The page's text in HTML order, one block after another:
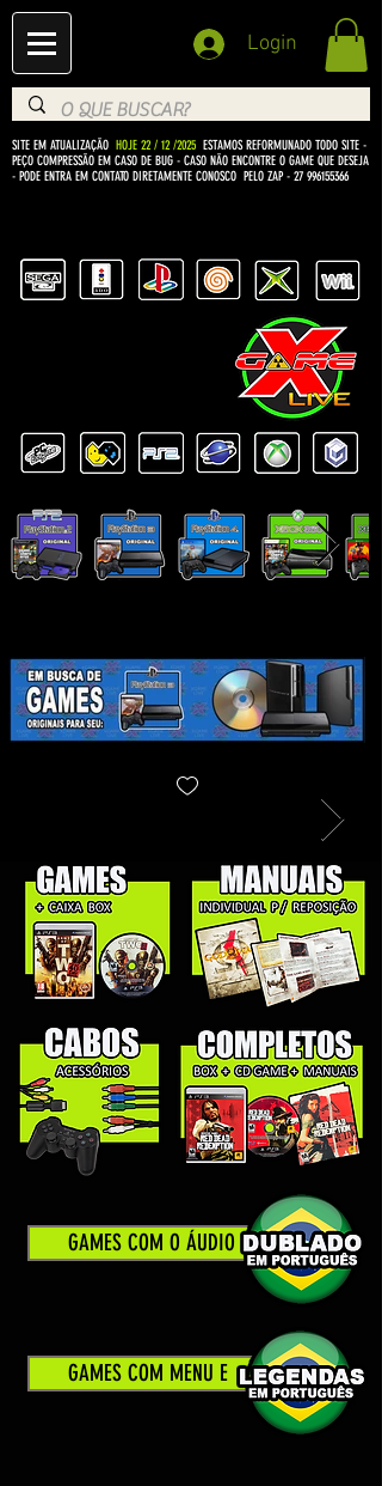
Login
SITE EM ATUALIZAÇÃO HOJE 22 / 12 /2025 ESTAMOS REFORMUNADO TODO SITE -
PEÇO COMPRESSÃO EM CASO DE BUG - CASO NÃO ENCONTRE O GAME QUE DESEJA
- PODE ENTRA EM CONTATO DIRETAMENTE CONOSCO PELO ZAP - 27 996155366
GAMES COM O ÁUDIO
GAMES COM MENU E